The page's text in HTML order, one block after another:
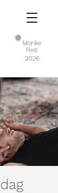
Monke
Fest
2026